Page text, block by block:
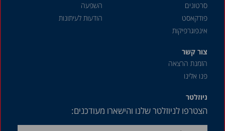
סרטונים
פודקאסט
אינפוגרפיקות
השפעה
הודעות לעיתונות
צור קשר
הזמנת הרצאה
פנו אלינו
ניוזלטר
הצטרפו לניוזלטר שלנו והישארו מעודכנים: